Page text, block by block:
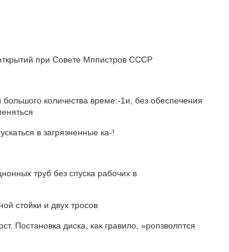
при Совете Мппистров CCCР
количества време:-1и, без обеспечения
в загрязненные ка-!
труб без спуска рабочих в
стойки и двух тросов
Постановка диска, как гравило, »ропзволптся